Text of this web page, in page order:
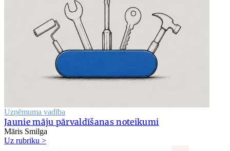
Uzņēmuma vadība
Jaunie māju pārvaldīšanas noteikumi
Māris Smilga
Uz rubriku >